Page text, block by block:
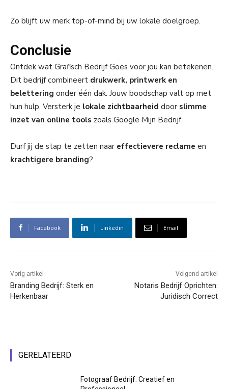
Zo blijft uw merk top-of-mind bij uw lokale doelgroep.
Conclusie
Ontdek wat Grafisch Bedrijf Goes voor jou kan betekenen.
Dit bedrijf combineert drukwerk, printwerk en
belettering onder één dak. Jouw boodschap valt op met
hun hulp. Versterk je lokale zichtbaarheid door slimme
inzet van online tools zoals Google Mijn Bedrijf.
Durf jij de stap te zetten naar effectievere reclame en
krachtigere branding?
Facebook Linkedin Email
Vorig artikel
Branding Bedrijf: Sterk en
Herkenbaar
Volgend artikel
Notaris Bedrijf Oprichten:
Juridisch Correct
GERELATEERD
Fotograaf Bedrijf: Creatief en